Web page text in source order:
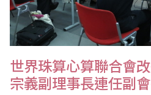
世界珠算心算聯合會
宗義副理事長連任副